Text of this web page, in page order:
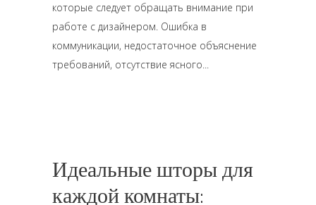
которые следует обращать внимание при
работе с дизайнером. Ошибка в
коммуникации, недостаточное объяснение
требований, отсутствие ясного
Идеальные шторы для
каждой комнаты: